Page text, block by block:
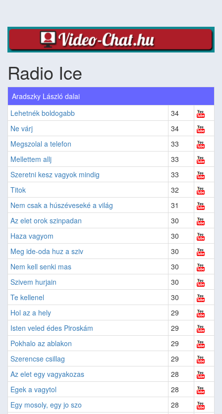
Radio Ice
Aradszky László dalai
Lehetnék boldogabb
34
Ne várj
34
Megszolal a telefon
33
Mellettem allj
33
Szeretni kesz vagyok mindig
33
Titok
32
Nem csak a húszéveseké a világ
31
Az elet orok szinpadan
30
Haza vagyom
30
Meg ide-oda huz a sziv
30
Nem kell senki mas
30
Szivem hurjain
30
Te kellenel
30
Hol az a hely
29
Isten veled édes Piroskám
29
Pokhalo az ablakon
29
Szerencse csillag
29
Az elet egy vagyakozas
28
Egek a vagytol
28
Egy mosoly, egy jo szo
28